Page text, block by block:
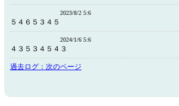
2023/8/2 5:6
５４６５３４５
2024/1/6 5:6
４３５３４５４３
過去ログ：次のページ